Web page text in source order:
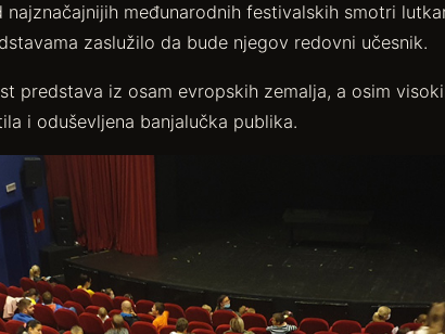
međunarodnih festivalskih smotri
zaslužilo da bude njegov redovni učesnik.
predstava iz osam evropskih zemalja, a osim
i oduševljena banjalučka publika.